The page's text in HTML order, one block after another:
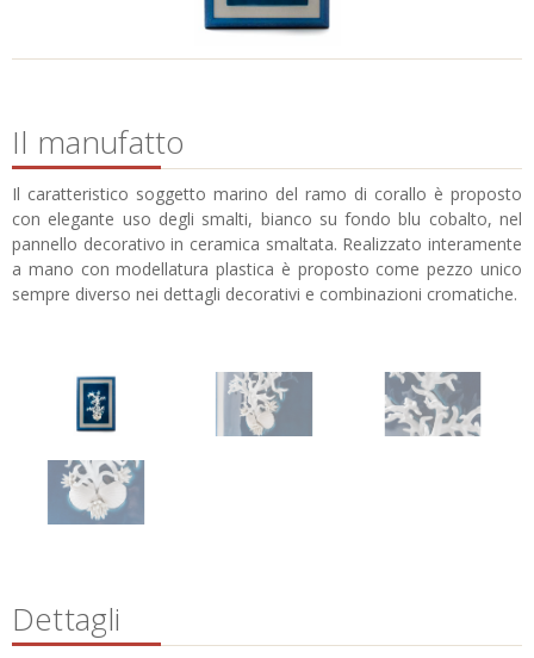
Il manufatto
Il caratteristico soggetto marino del ramo di corallo è proposto
con elegante uso degli smalti, bianco su fondo blu cobalto, nel
pannello decorativo in ceramica smaltata. Realizzato interamente
a mano con modellatura plastica è proposto come pezzo unico
sempre diverso nei dettagli decorativi e combinazioni cromatiche.
Dettagli